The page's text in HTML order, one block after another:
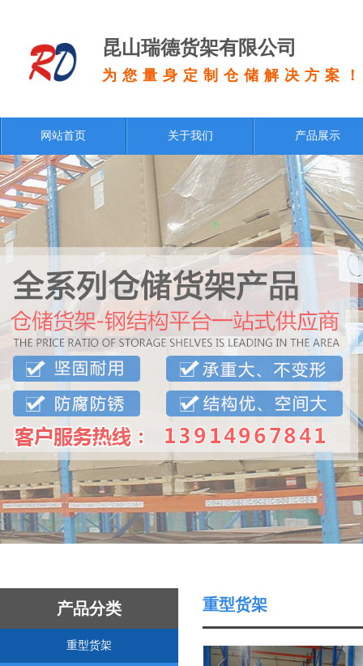
昆山瑞德货架有限公司
为您量身定制仓储解决方案
网站首页 关于我们 产品展示
产品分类
重型货架
重型货架